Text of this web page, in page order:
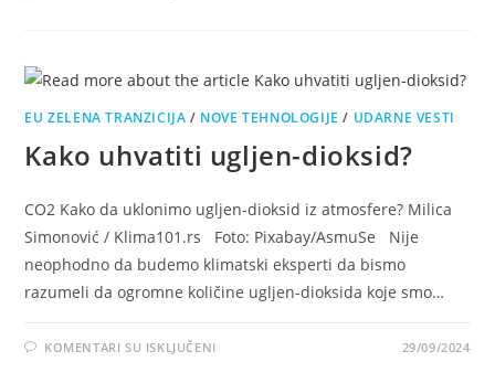
EU ZELENA TRANZICIJA / NOVE TEHNOLOGIJE / UDARNE VESTI
Kako uhvatiti ugljen-dioksid?
CO2 Kako da uklonimo ugljen-dioksid iz atmosfere? Milica
Simonović / Klima101.rs Foto: Pixabay/AsmuSe Nije
neophodno da budemo klimatski eksperti da bismo
razumeli da ogromne količine ugljen-dioksida koje smo…
KOMENTARI SU ISKLJUČENINA 29/09/2024